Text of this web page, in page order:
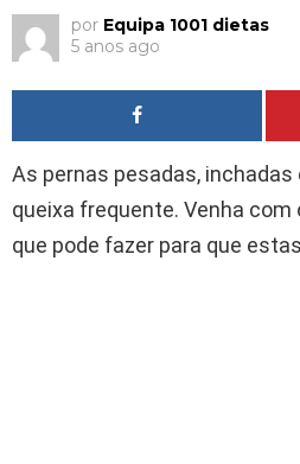
por Equipa 1001 dietas
5 anos ago
As pernas pesadas,
queixa frequente. Venha com
que pode fazer para que